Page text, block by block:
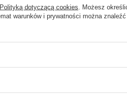
Do
Polityką dotyczącą cookies . Możesz
warunków i prywatności można